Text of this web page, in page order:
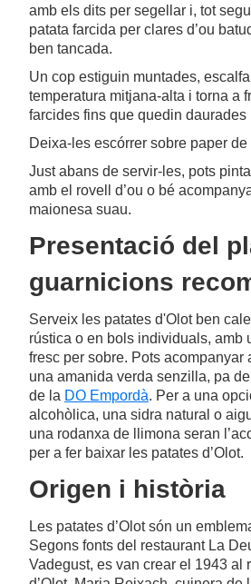
amb els dits per segellar i, tot
patata farcida per clares d’ou
ben tancada.
Un cop estiguin muntades,
temperatura mitjana-alta i torna a
farcides fins que quedin daurades
Deixa-les escórrer sobre paper de
Just abans de servir-les, pots
amb el rovell d’ou o bé
maionesa suau.
Presentació del
guarnicions
Serveix les patates d'Olot ben
rústica o en bols individuals, amb
fresc per sobre. Pots acompanyar
una amanida verda senzilla, pa
de la DO Empordà. Per a una
alcohòlica, una sidra natural o
una rodanxa de llimona seran
per a fer baixar les patates d’Olot.
Origen i història
Les patates d’Olot són un
Segons fonts del restaurant La
Vadegust, es van crear el 1943 al